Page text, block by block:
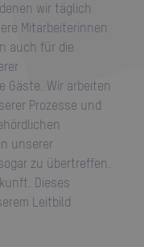
wir täglich
Mitarbeiterinnen
auch für die
Gäste. Wir arbeiten
Prozesse und
unserer
zu übertreffen.
Dieses
Leitbild